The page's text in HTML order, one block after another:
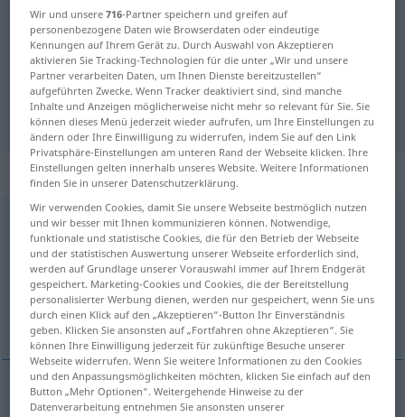
Spanisch-Deutsch Wörterbuch serpentear
Spanisch-Deutsch Übersetzung für
"serpentear"
"serpentear" Deutsch Übersetzung
„serpentear“: verbo intransitivo
serpentear [sɛrpenteˈar]v/i
Übersicht aller Übersetzungen
(Für mehr Details die Übersetzung anklicken/antippen)
sich schlängeln, sich winden
sichschlängeln serpentear
Wir und unsere716-Partner speichern und greifen auf
personenbezogene Daten wie Browserdaten oder eindeutige
Kennungen auf Ihrem Gerät zu. Durch Auswahl von Akzeptieren
aktivieren Sie Tracking-Technologien für die unter „Wir und unsere
Partner verarbeiten Daten, um Ihnen Dienste bereitzustellen“
aufgeführten Zwecke. Wenn Tracker deaktiviert sind, sind manche
Inhalte und Anzeigen möglicherweise nicht mehr so relevant für Sie. Sie
können dieses Menü jederzeit wieder aufrufen, um Ihre Einstellungen zu
ändern oder Ihre Einwilligung zu widerrufen, indem Sie auf den Link
Privatsphäre-Einstellungen am unteren Rand der Webseite klicken. Ihre
Einstellungen gelten innerhalb unseres Website. Weitere Informationen
finden Sie in unserer Datenschutzerklärung.
Wir verwenden Cookies, damit Sie unsere Webseite bestmöglich nutzen
und wir besser mit Ihnen kommunizieren können. Notwendige,
funktionale und statistische Cookies, die für den Betrieb der Webseite
und der statistischen Auswertung unserer Webseite erforderlich sind,
werden auf Grundlage unserer Vorauswahl immer auf Ihrem Endgerät
gespeichert. Marketing-Cookies und Cookies, die der Bereitstellung
personalisierter Werbung dienen, werden nur gespeichert, wenn Sie uns
durch einen Klick auf den „Akzeptieren“-Button Ihr Einverständnis
geben. Klicken Sie ansonsten auf „Fortfahren ohne Akzeptieren“. Sie
können Ihre Einwilligung jederzeit für zukünftige Besuche unserer
Webseite widerrufen. Wenn Sie weitere Informationen zu den Cookies
und den Anpassungsmöglichkeiten möchten, klicken Sie einfach auf den
Button „Mehr Optionen“. Weitergehende Hinweise zu der
Datenverarbeitung entnehmen Sie ansonsten unserer